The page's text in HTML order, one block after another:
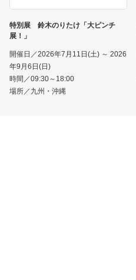
特別展 鈴木のりたけ「大ピンチ
展！」
開催日／2026年7月11日(土) ～ 2026
年9月6日(日)
時間／09:30～18:00
場所／九州・沖縄